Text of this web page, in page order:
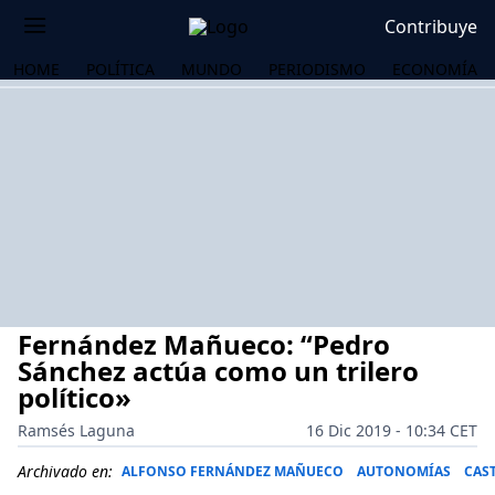
Contribuye
HOME POLÍTICA MUNDO PERIODISMO ECONOMÍA
Fernández Mañueco: “Pedro
Sánchez actúa como un trilero
político»
Ramsés Laguna
16 Dic 2019 - 10:34 CET
Archivado en: ALFONSO FERNÁNDEZ MAÑUECO AUTONOMÍAS